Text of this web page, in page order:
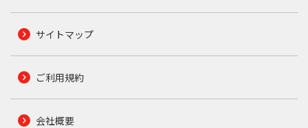
サイトマップ
ご利用規約
会社概要